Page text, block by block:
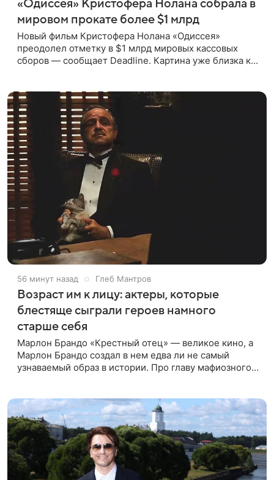
«Одиссея» Кристофера Нолана собрала в
мировом прокате более $1 млрд
Новый фильм Кристофера Нолана «Одиссея»
преодолел отметку в $1 млрд мировых кассовых
сборов — сообщает Deadline. Картина уже близка к
56 минут назад Глеб Мантров
Возраст им к лицу: актеры, которые
блестяще сыграли героев намного
старше себя
Марлон Брандо «Крестный отец» — великое кино, а
Марлон Брандо создал в нем едва ли не самый
узнаваемый образ в истории. Про главу мафиозного